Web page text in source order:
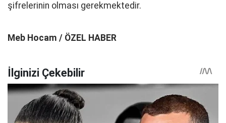
şifrelerinin olması gerekmektedir.
Meb Hocam / ÖZEL HABER